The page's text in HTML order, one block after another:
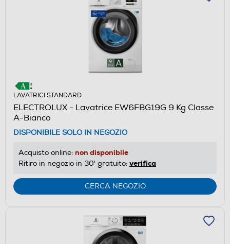
LAVATRICI STANDARD
ELECTROLUX - Lavatrice EW6FBG19G 9 Kg Classe
A-Bianco
DISPONIBILE SOLO IN NEGOZIO
Acquisto online: non disponibile
Ritiro in negozio in 30' gratuito: verifica
CERCA NEGOZIO